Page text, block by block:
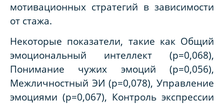
мотивационных стратегий в зависимости
от стажа.
Некоторые показатели, такие как Общий
эмоциональный интеллект (p=0,068),
Понимание чужих эмоций (p=0,056),
Межличностный ЭИ (p=0,078), Управление
эмоциями (p=0,067), Контроль экспрессии